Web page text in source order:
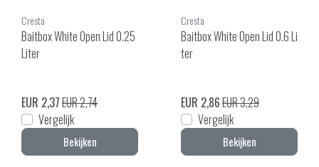
Cresta
Baitbox White Open Lid 0.25
Liter
EUR 2,37EUR 2,74
Vergelijk
Bekijken
Cresta
Baitbox White Open Lid 0.6 Li
ter
EUR 2,86EUR 3,29
Vergelijk
Bekijken